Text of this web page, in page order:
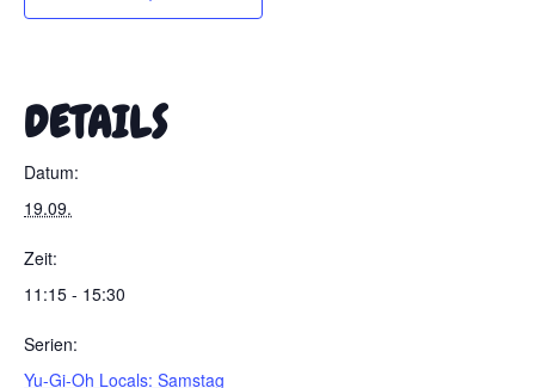
DETAILS
Datum:
19.09.
Zeit:
11:15 - 15:30
Serien:
Yu-Gi-Oh Locals: Samstag